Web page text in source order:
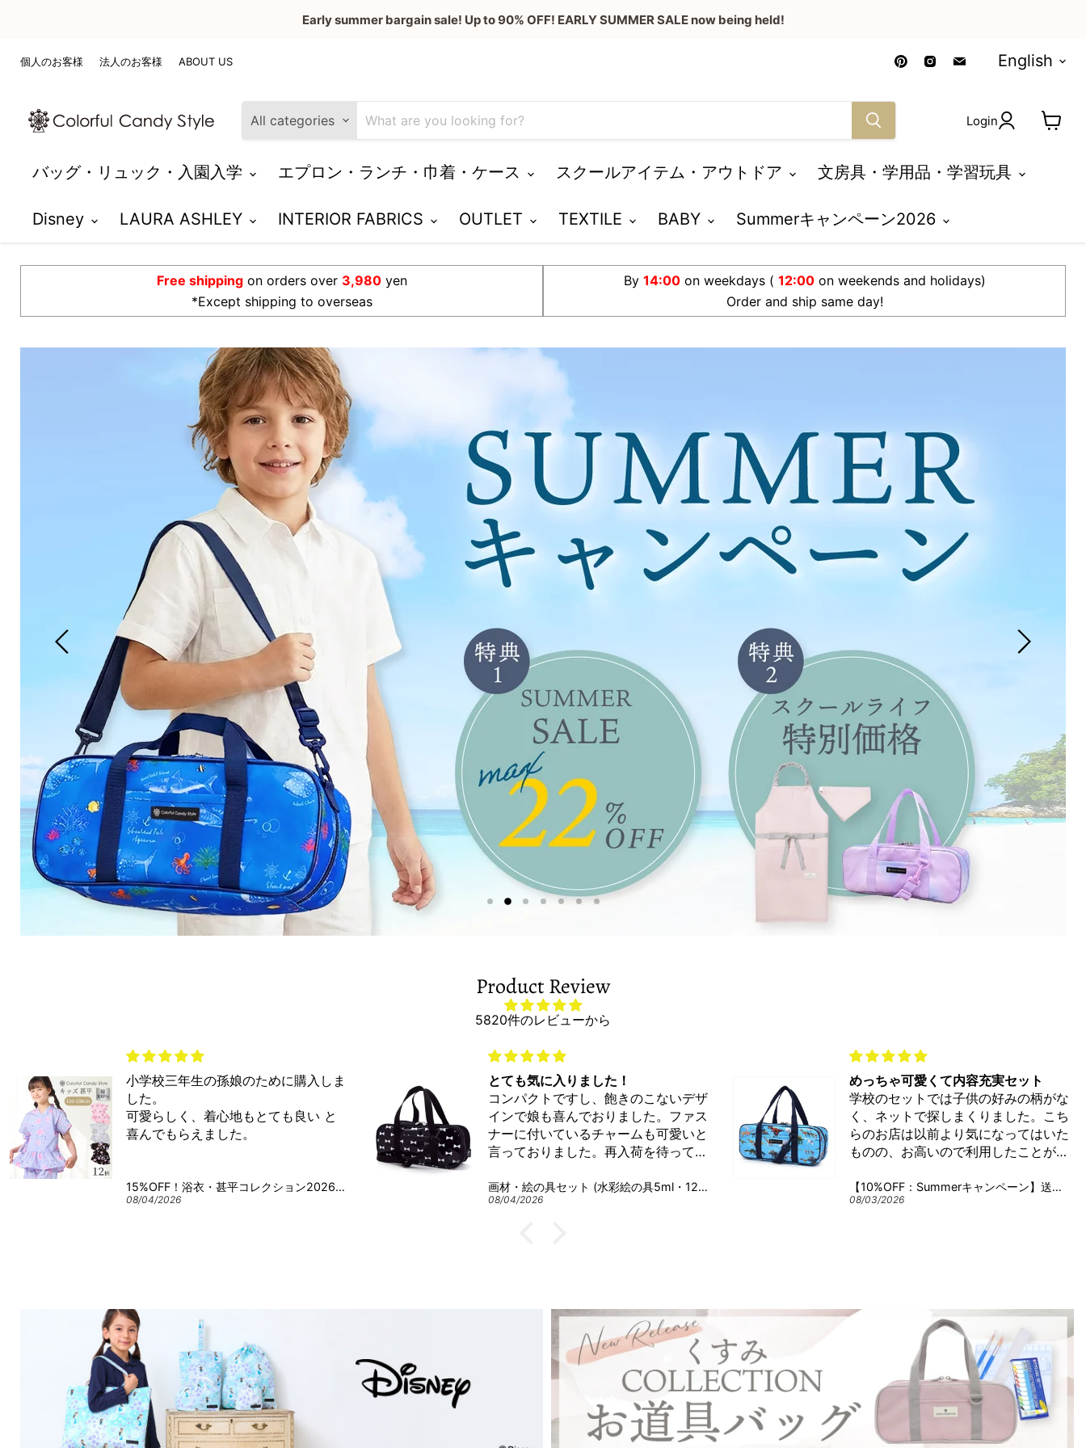
Early summer bargain sale! Up to 90% OFF! EARLY SUMMER SALE now being held!
個人のお客様 法人のお客様 ABOUT US
Find
us
Find
us
Language
English
All categories Login
バッグ・リュック・入園入学 エプロン・ランチ・巾着・ケース スクールアイテム・アウトドア 文房具・学用品・学習玩具
Disney LAURA ASHLEY INTERIOR FABRICS OUTLET TEXTILE BABY Summerキャンペーン2026
Free shippingon orders over 3,980yen
*Except shipping to overseas
By 14:00on weekdays ( 12:00on weekends and holidays)
Order and ship same day!
SlideSlide
SlideSlideSlideSlideSlide
Product Review
5820件のレビューから
小学校三年生の孫娘のために購入しま
した。
可愛らしく、着心地もとても良い と
喜んでもらえました。
15%OFF！浴衣・甚平コレクション2026 甚平 【女の子人気ランキングTOP12】
08/04/2026
とても気に入りました！
コンパクトですし、飽きのこないデザ
インで娘も喜んでおりました。ファス
ナーに付いているチャームも可愛いと
言っておりました。再入荷を待ってよ
た。
画材・絵の具セット (水彩絵の具5ml・12ml) リボンシルエット
08/04/2026
めっちゃ可愛くて内容充実セット
学校のセットでは子供の好みの柄がな
く、ネットで探しまくりました。こち
らのお店は以前より気になってはいた
ものの、お高いので利用したことがあ
あり、セールだったこともあり、思い
切って購入したところ、大満足でし
てビックリ！
白色が1本オマケで入っていました✨
さらにミニ雑巾まで✨
学校のセット以上の充実度でした。品
質が素晴らしかったのでまた利用した
いと思います。
【10%OFF：Summerキャンペーン】送料無料 画材・絵の具セット (水彩 5ml・12ml) 撥水・軽量タイプ (背面メッシュタイプ) 恐竜ワールド
08/03/2026